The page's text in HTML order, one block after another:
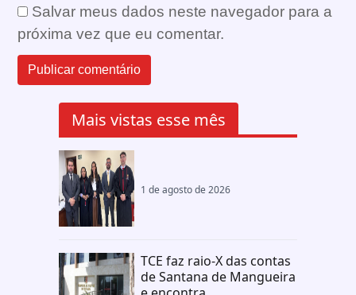
Salvar meus dados neste navegador para a
próxima vez que eu comentar.
Mais vistas esse mês
1 de agosto de 2026
TCE faz raio-X das contas
de Santana de Mangueira